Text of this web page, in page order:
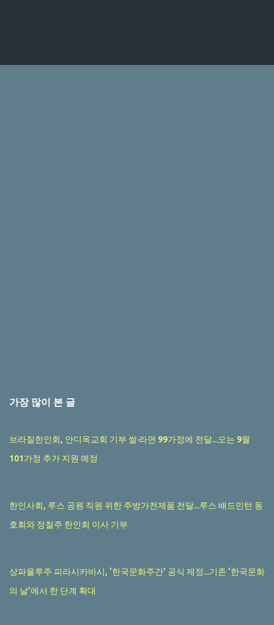
가장 많이 본 글
브라질한인회, 안디옥교회 기부 쌀·라면 99가정에 전달...오는 9월
101가정 추가 지원 예정
한인사회, 루스 공원 직원 위한 주방가전제품 전달...루스 배드민턴 동
호회와 정철주 한인회 이사 기부
상파울루주 피라시카바시, ‘한국문화주간’ 공식 제정...기존 ‘한국문화
의 날’에서 한 단계 확대